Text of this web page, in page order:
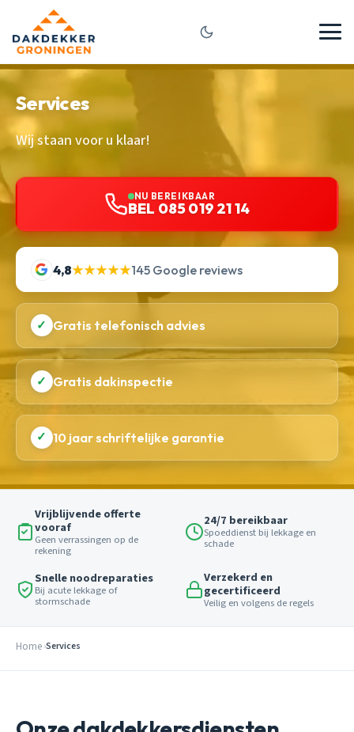
Services
Wij staan voor u klaar!
NU BEREIKBAAR
BEL 085 019 21 14
4,8★★★★★145 Google reviews
✓ Gratis telefonisch advies
✓ Gratis dakinspectie
✓ 10 jaar schriftelijke garantie
Vrijblijvende offerte
vooraf
Geen verrassingen op de
rekening
24/7 bereikbaar
Spoeddienst bij lekkage en
schade
Snelle noodreparaties
Bij acute lekkage of
stormschade
Verzekerd en
gecertificeerd
Veilig en volgens de regels
Home Services